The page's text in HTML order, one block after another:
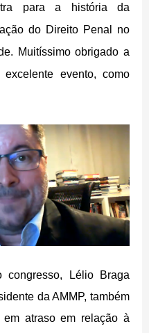
para a história da
do Direito Penal no
Muitíssimo obrigado a
evento, como
Lélio Braga
da AMMP, também
atraso em relação à